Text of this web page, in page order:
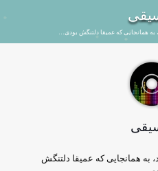
به همانجایی که عمیقا دلتنگش بودی…
به همانجایی که عمیقا دلتنگش